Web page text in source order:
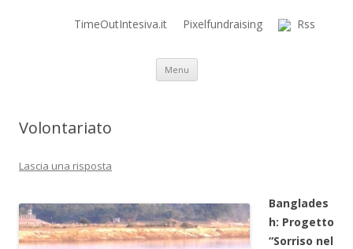
Time Out Intensiva Blog
il tempo e la memoria in terapia intensiva
TimeOutIntesiva.it Pixelfundraising Rss
Menu Vai al contenuto
Volontariato
Lascia una risposta
Banglades
h: Progetto
“Sorriso nel